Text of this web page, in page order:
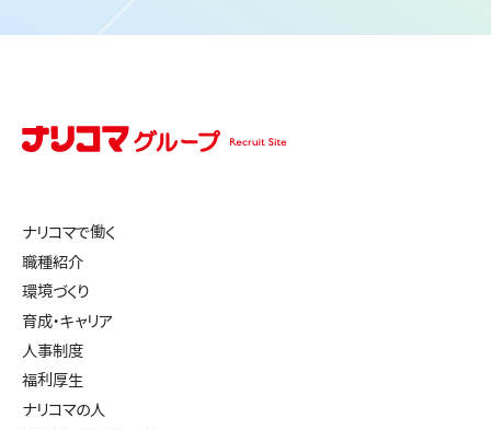
ナリコマで働く
職種紹介
環境づくり
育成・キャリア
人事制度
福利厚生
ナリコマの人